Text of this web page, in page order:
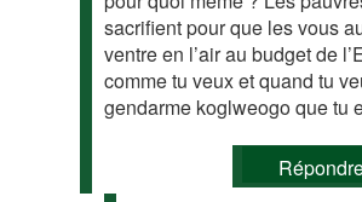
sacrifient pour que les vous
ventre en l’air au budget de
comme tu veux et quand tu
gendarme koglweogo que tu